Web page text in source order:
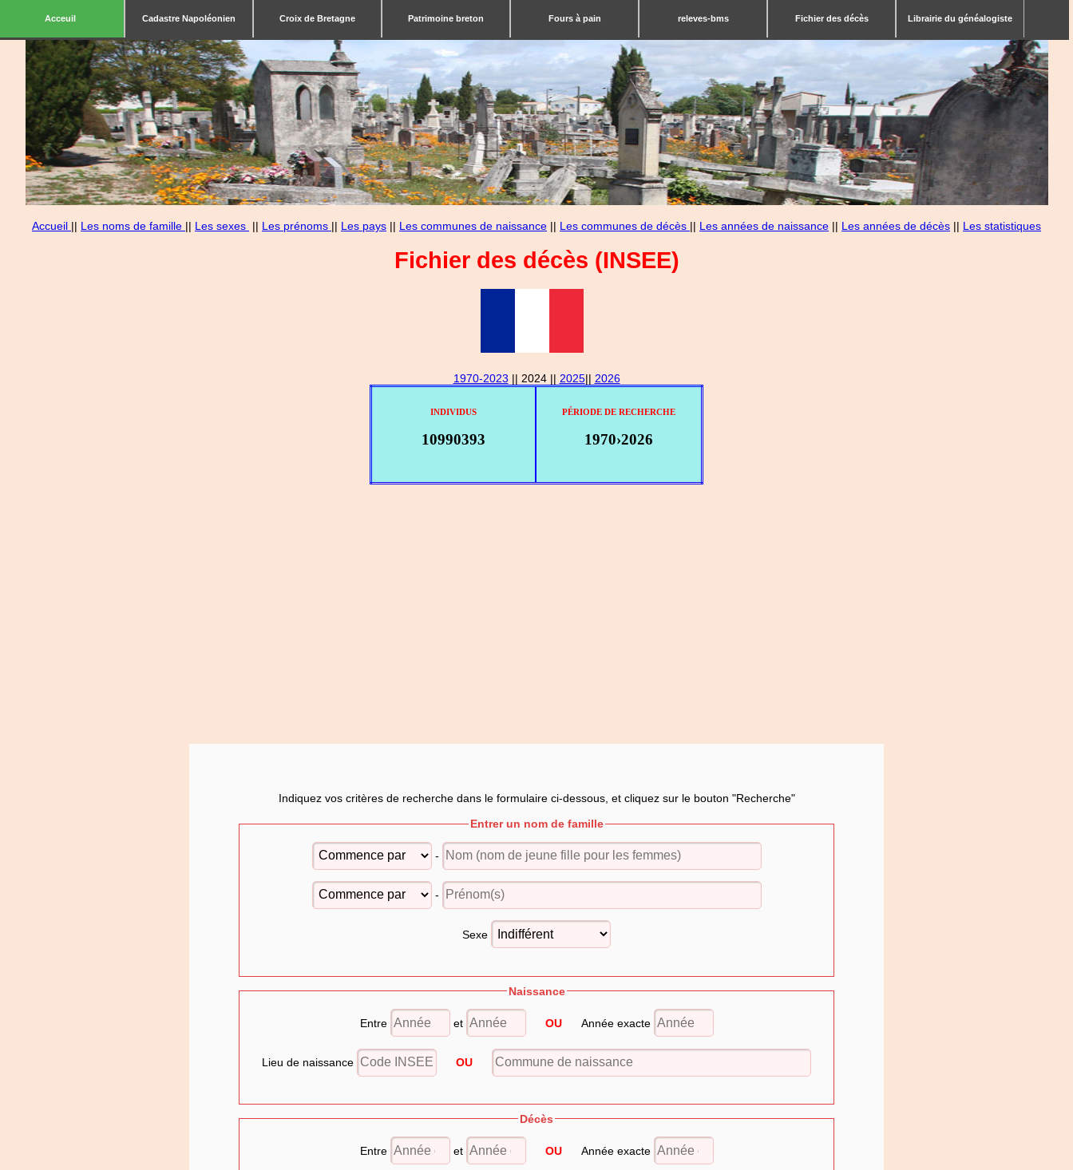
Acceuil Cadastre Napoléonien Croix de Bretagne Patrimoine breton Fours à pain releves-bms Fichier des décès Librairie du généalogiste
Accueil || Les noms de famille || Les sexes || Les prénoms || Les pays || Les communes de naissance || Les communes de décès || Les années de naissance || Les années de décès || Les statistiques
Fichier des décès (INSEE)
1970-2023 || 2024 || 2025|| 2026
INDIVIDUS
10990393
PÉRIODE DE RECHERCHE
1970›2026
Indiquez vos critères de recherche dans le formulaire ci-dessous, et cliquez sur le bouton "Recherche"
Entrer un nom de famille
-
-
Sexe
Naissance
Entre et OU Année exacte
Lieu de naissance OU
Décès
Entre et OU Année exacte